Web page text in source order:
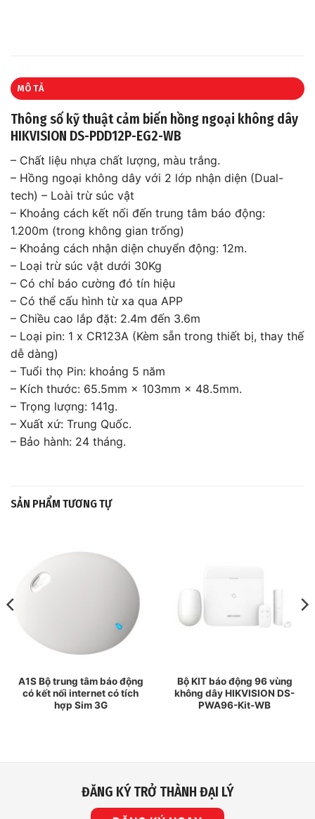
MÔ TẢ
Thông số kỹ thuật cảm biến hồng ngoại không dây
HIKVISION DS-PDD12P-EG2-WB
– Chất liệu nhựa chất lượng, màu trắng.
– Hồng ngoại không dây với 2 lớp nhận diện (Dual-
tech) – Loài trừ súc vật
– Khoảng cách kết nối đến trung tâm báo động:
1.200m (trong không gian trống)
– Khoảng cách nhận diện chuyển động: 12m.
– Loại trừ súc vật dưới 30Kg
– Có chỉ báo cường đó tín hiệu
– Có thể cấu hình từ xa qua APP
– Chiều cao lắp đặt: 2.4m đến 3.6m
– Loại pin: 1 x CR123A (Kèm sẵn trong thiết bị, thay thế
dễ dàng)
– Tuổi thọ Pin: khoảng 5 năm
– Kích thước: 65.5mm × 103mm × 48.5mm.
– Trọng lượng: 141g.
– Xuất xứ: Trung Quốc.
– Bảo hành: 24 tháng.
SẢN PHẨM TƯƠNG TỰ
A1S Bộ trung tâm báo động
có kết nối internet có tích
hợp Sim 3G
Bộ KIT báo động 96 vùng
không dây HIKVISION DS-
PWA96-Kit-WB
ĐĂNG KÝ TRỞ THÀNH ĐẠI LÝ